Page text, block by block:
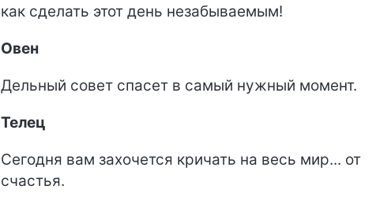
как сделать этот день незабываемым!
Овен
Дельный совет спасет в самый нужный момент.
Телец
Сегодня вам захочется кричать на весь мир... от
счастья.